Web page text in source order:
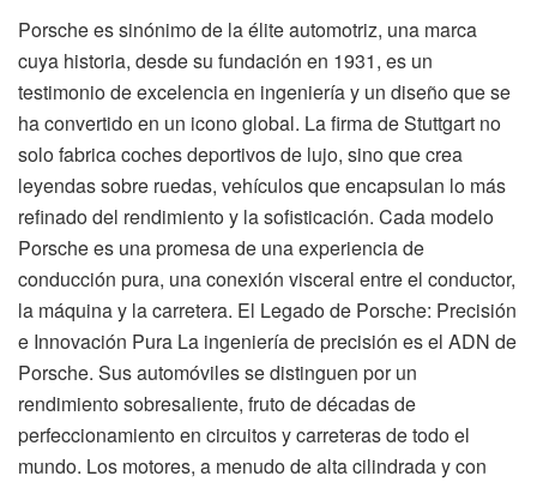
Porsche es sinónimo de la élite automotriz, una marca
cuya historia, desde su fundación en 1931, es un
testimonio de excelencia en ingeniería y un diseño que se
ha convertido en un icono global. La firma de Stuttgart no
solo fabrica coches deportivos de lujo, sino que crea
leyendas sobre ruedas, vehículos que encapsulan lo más
refinado del rendimiento y la sofisticación. Cada modelo
Porsche es una promesa de una experiencia de
conducción pura, una conexión visceral entre el conductor,
la máquina y la carretera. El Legado de Porsche: Precisión
e Innovación Pura La ingeniería de precisión es el ADN de
Porsche. Sus automóviles se distinguen por un
rendimiento sobresaliente, fruto de décadas de
perfeccionamiento en circuitos y carreteras de todo el
mundo. Los motores, a menudo de alta cilindrada y con